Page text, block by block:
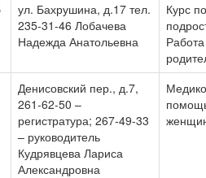
ул. Бахрушина, д.17 тел.
235-31-46 Лобачева
Надежда Анатольевна
Курс
Денисовский пер., д.7,
261-62-50 –
регистратура; 267-49-33
– руководитель
Кудрявцева Лариса
Александровна